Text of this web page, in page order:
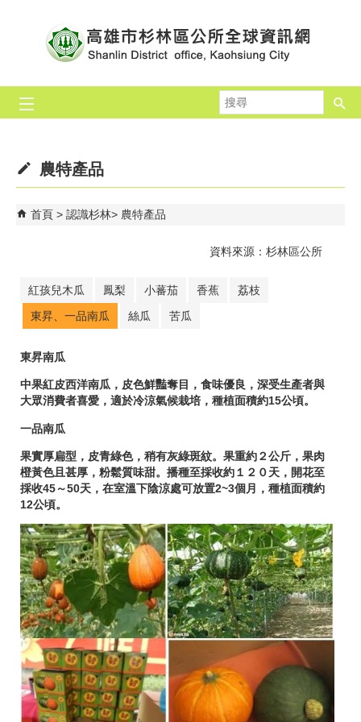
尋
農特產品
首頁 認識杉林 農特產品
資料來源：杉林區公所
紅孩兒木瓜 鳳梨 小蕃茄 香蕉
荔枝
東昇、一品南瓜
絲瓜 苦瓜
東昇南瓜
中果紅皮西洋南瓜，皮色鮮豔奪目，食味優良，深受生產者與
大眾消費者喜愛，適於冷涼氣候栽培，種植面積約15公頃。
一品南瓜
果實厚扁型，皮青綠色，稍有灰綠斑紋。果重約２公斤，果肉
橙黃色且甚厚，粉鬆質味甜。播種至採收約１２０天，開花至
採收45～50天，在室溫下陰涼處可放置2~3個月，種植面積約
12公頃。